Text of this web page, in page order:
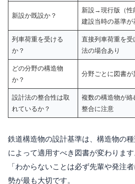
新設か既設か？
新設→現行版（性
建設当時の基準が
列車荷重を受ける
か？
直接列車荷重を
法の場合あり
どの分野の構造物
か？
分野ごとに図書
設計法の整合性は取
れているか？
複数の構造物が
整合に注意
鉄道構造物の設計基準は、構造物の
によって適用すべき図書が変わりま
「わからないことは必ず先輩や発注
勢が最も大切です。